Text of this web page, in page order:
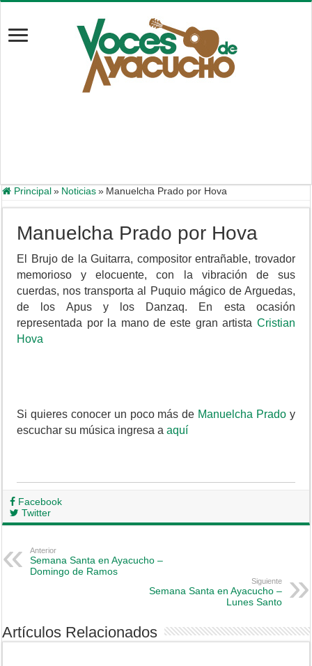
Principal » Noticias » Manuelcha Prado por Hova
Manuelcha Prado por Hova
El Brujo de la Guitarra, compositor entrañable, trovador
memorioso y elocuente, con la vibración de sus
cuerdas, nos transporta al Puquio mágico de Arguedas,
de los Apus y los Danzaq. En esta ocasión
representada por la mano de este gran artista Cristian
Hova
Si quieres conocer un poco más de Manuelcha Pradoy
escuchar su música ingresa aaquí
Facebook
Twitter
Anterior
Semana Santa en Ayacucho –
Domingo de Ramos
Siguiente
Semana Santa en Ayacucho –
Lunes Santo
Artículos Relacionados